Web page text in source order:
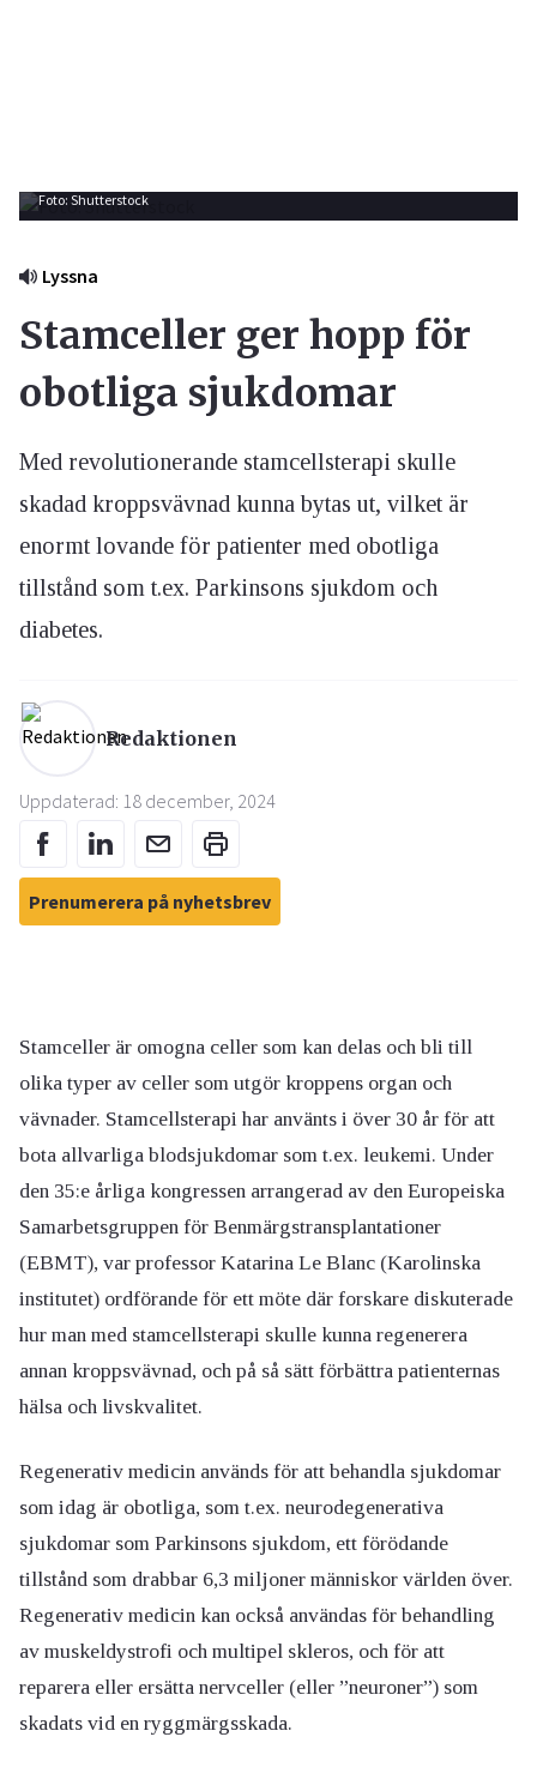
Foto: Shutterstock
Lyssna
Stamceller ger hopp för
obotliga sjukdomar
Med revolutionerande stamcellsterapi skulle
skadad kroppsvävnad kunna bytas ut, vilket är
enormt lovande för patienter med obotliga
tillstånd som t.ex. Parkinsons sjukdom och
diabetes.
Redaktionen
Uppdaterad: 18 december, 2024
Prenumerera på nyhetsbrev
Stamceller är omogna celler som kan delas och bli till
olika typer av celler som utgör kroppens organ och
vävnader. Stamcellsterapi har använts i över 30 år för att
bota allvarliga blodsjukdomar som t.ex. leukemi. Under
den 35:e årliga kongressen arrangerad av den Europeiska
Samarbetsgruppen för Benmärgstransplantationer
(EBMT), var professor Katarina Le Blanc (Karolinska
institutet) ordförande för ett möte där forskare diskuterade
hur man med stamcellsterapi skulle kunna regenerera
annan kroppsvävnad, och på så sätt förbättra patienternas
hälsa och livskvalitet.
Regenerativ medicin används för att behandla sjukdomar
som idag är obotliga, som t.ex. neurodegenerativa
sjukdomar som Parkinsons sjukdom, ett förödande
tillstånd som drabbar 6,3 miljoner människor världen över.
Regenerativ medicin kan också användas för behandling
av muskeldystrofi och multipel skleros, och för att
reparera eller ersätta nervceller (eller ”neuroner”) som
skadats vid en ryggmärgsskada.